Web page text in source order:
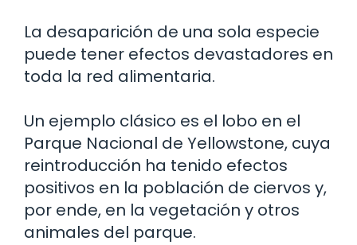
La desaparición de una sola especie
puede tener efectos devastadores en
toda la red alimentaria.
Un ejemplo clásico es el lobo en el
Parque Nacional de Yellowstone, cuya
reintroducción ha tenido efectos
positivos en la población de ciervos y,
por ende, en la vegetación y otros
animales del parque.